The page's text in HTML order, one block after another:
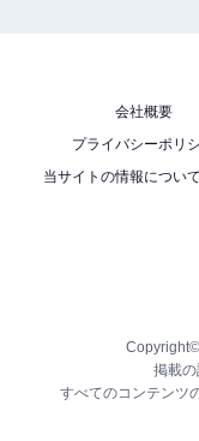
会社概要
プライバシーポリ
当サイトの情報につい
掲載の
すべてのコンテンツ